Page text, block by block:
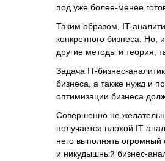
под уже более-менее
Таким образом, IT-
конкретного бизнеса. Но,
другие методы и теория,
Задача IT-бизнес-
бизнеса, а также нужд и
оптимизации бизнеса
Совершенно не
получается плохой IT-
него выполнять
и никудышный бизнес-